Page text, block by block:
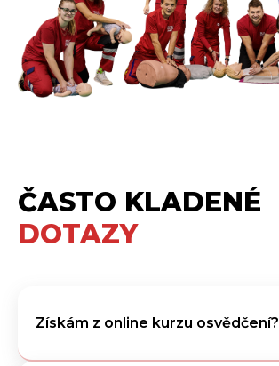
ČASTO KLADENÉ
DOTAZY
Získám z online kurzu osvědčení?